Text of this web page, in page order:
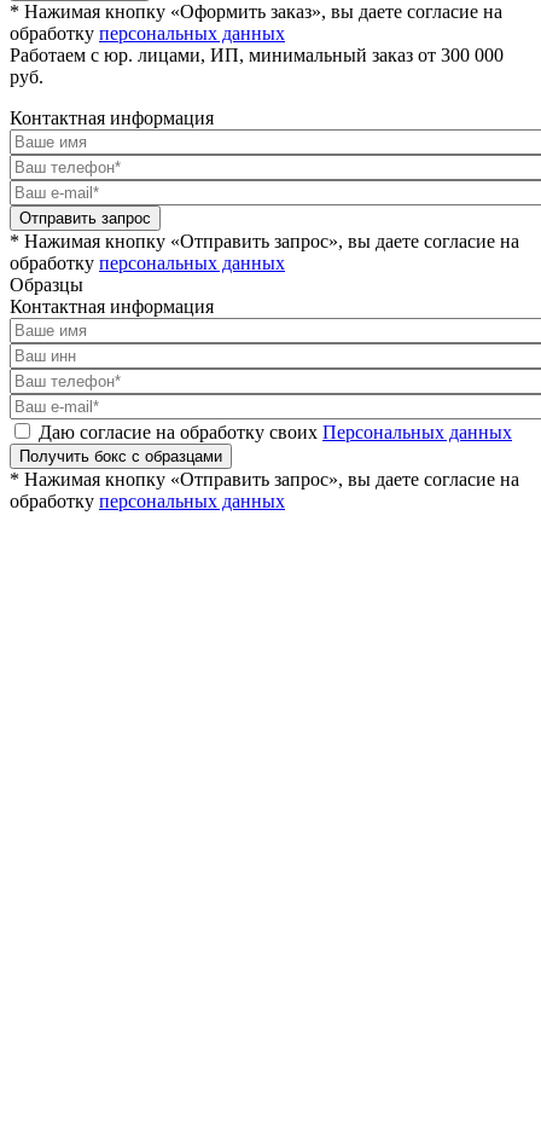
* Нажимая кнопку «Оформить заказ», вы даете согласие на
обработку персональных данных
Работаем с юр. лицами, ИП, минимальный заказ от 300 000
руб.
Контактная информация
Отправить запрос
* Нажимая кнопку «Отправить запрос», вы даете согласие на
обработку персональных данных
Образцы
Контактная информация
Даю согласие на обработку своих Персональных данных
Получить бокс с образцами
* Нажимая кнопку «Отправить запрос», вы даете согласие на
обработку персональных данных